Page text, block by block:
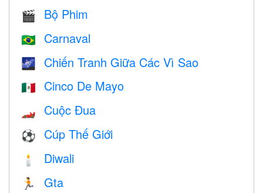
🎬 Bộ Phim
🇧🇷 Carnaval
🌌 Chiến Tranh Giữa Các Vì Sao
🇲🇽 Cinco De Mayo
🏎 Cuộc Đua
⚽ Cúp Thế Giới
🕯 Diwali
🏃 Gta